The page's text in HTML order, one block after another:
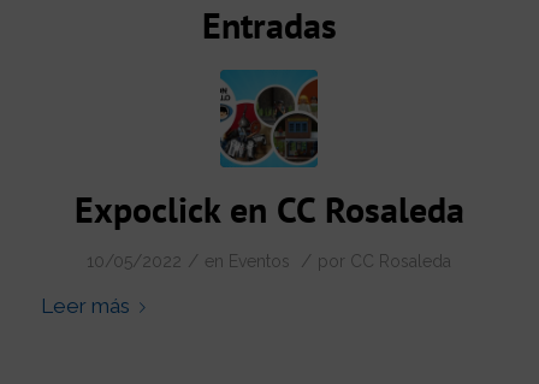
Entradas
Expoclick en CC Rosaleda
10/05/2022 / en Eventos / por CC Rosaleda
Leer más